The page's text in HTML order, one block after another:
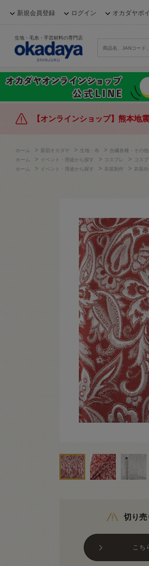
新規会員登録 ログイン オカダヤポ
生地・毛糸・手芸材料の専門店
【オンラインショップ】熊本地
ホーム > 新宿オカダヤ > 生地・布 > 合繊各種・その
ホーム
> イベント・用途から探す > コスプレ >
コス
ホーム
> イベント・用途から探す > 衣装制作 > 衣装
切り売
こち